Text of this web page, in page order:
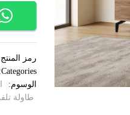
رمز
Categories:
الوسوم:
طاولة